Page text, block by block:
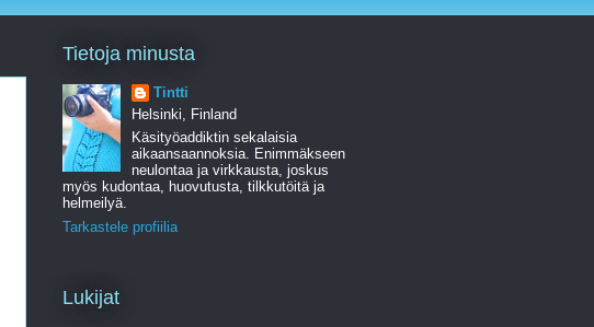
Tietoja minusta
Tintti
Helsinki, Finland
Käsityöaddiktin sekalaisia
aikaansaannoksia. Enimmäkseen
neulontaa ja virkkausta, joskus
myös kudontaa, huovutusta, tilkkutöitä ja
helmeilyä.
Tarkastele profiilia
Lukijat